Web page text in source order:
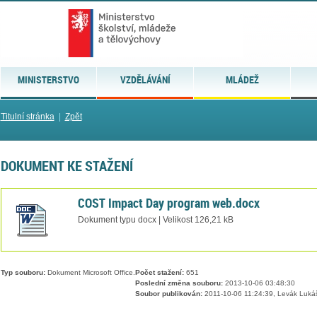
MINISTERSTVO VZDĚLÁVÁNÍ MLÁDEŽ
Titulní stránka| Zpět
DOKUMENT KE STAŽENÍ
COST Impact Day program web.docx
Dokument typu docx | Velikost 126,21 kB
Typ souboru:Dokument Microsoft Office. Počet stažení:651
Poslední změna souboru:2013-10-06 03:48:30
Soubor publikován:2011-10-06 11:24:39, Levák